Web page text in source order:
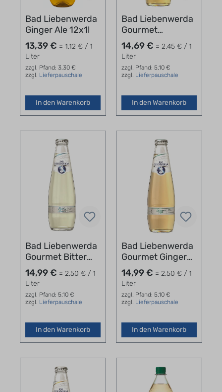
Bad Liebenwerda
Ginger Ale 12x1l
13,39 € = 1,12 € / 1
Liter
zzgl. Pfand: 3,30 €
zzgl. Lieferpauschale
In den Warenkorb
Bad Liebenwerda
Gourmet
Apfelschorle
Kasten 24 x 0,25 l
14,69 € = 2,45 € / 1
Liter
zzgl. Pfand: 5,10 €
zzgl. Lieferpauschale
In den Warenkorb
Bad Liebenwerda
Gourmet Bitter
Lemon Kasten
24x0,25l
14,99 € = 2,50 € / 1
Liter
zzgl. Pfand: 5,10 €
zzgl. Lieferpauschale
In den Warenkorb
Bad Liebenwerda
Gourmet Ginger
Ale Kasten
24x0,25l
14,99 € = 2,50 € / 1
Liter
zzgl. Pfand: 5,10 €
zzgl. Lieferpauschale
In den Warenkorb